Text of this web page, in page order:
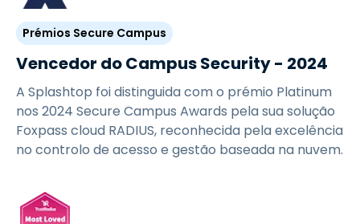
Prémios Secure Campus
Vencedor do Campus Security - 2024
A Splashtop foi distinguida com o prémio Platinum
nos 2024 Secure Campus Awards pela sua solução
Foxpass cloud RADIUS, reconhecida pela excelência
no controlo de acesso e gestão baseada na nuvem.